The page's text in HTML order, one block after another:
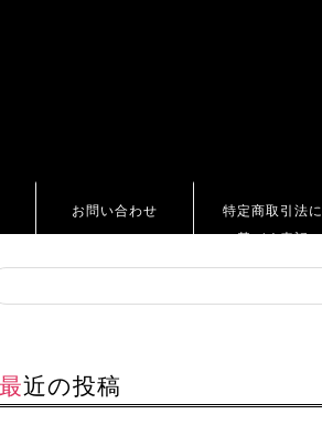
お問い合わせ
特定商取引法に
基づく表記
最近の投稿